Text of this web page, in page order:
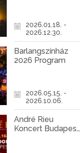
2026.01.18. -
2026.12.30.
Barlangszínház
2026 Program
2026.05.15. -
2026.10.06.
André Rieu
Koncert Budapest